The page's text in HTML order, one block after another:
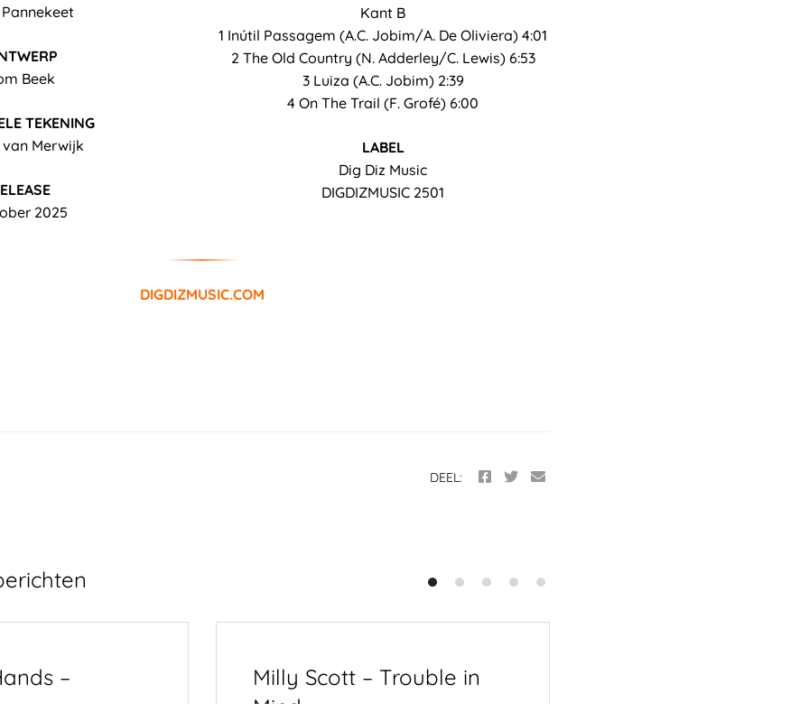
Beek
TEKENING
Merwijk
2025
Kant B
1 Inútil Passagem (A.C. Jobim/A. De Oliviera) 4:01
2 The Old Country (N. Adderley/C. Lewis) 6:53
3 Luiza (A.C. Jobim) 2:39
4 On The Trail (F. Grofé) 6:00
LABEL
Dig Diz Music
DIGDIZMUSIC 2501
DIGDIZMUSIC.COM
DEEL:
–
Milly Scott – Trouble in